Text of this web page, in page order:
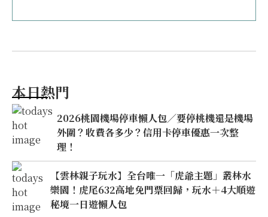
本日熱門
2026桃園機場停車懶人包／要停桃機還是機場
外圍？收費各多少？信用卡停車優惠一次整
理！
【雲林親子玩水】全台唯一「虎爺主題」叢林水
樂園！虎尾632高地免門票回歸，玩水＋4大順遊
秘境一日遊懶人包